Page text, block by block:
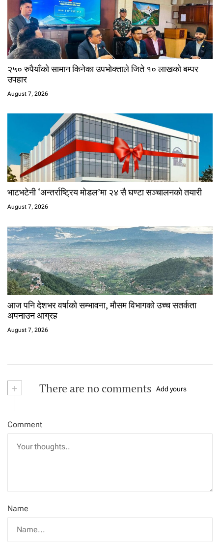
२५० रुपैयाँको सामान किनेका उपभोक्ताले जिते १० लाखको बम्पर
उपहार
August 7, 2026
भाटभटेनी ‘अन्तर्राष्ट्रिय मोडल’मा २४ सै घण्टा सञ्चालनको तयारी
August 7, 2026
आज पनि देशभर वर्षाको सम्भावना, मौसम विभागको उच्च सतर्कता
अपनाउन आग्रह
August 7, 2026
+ There are no comments Add yours
Comment
Name